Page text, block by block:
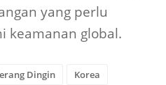
yang perlu
keamanan global.
Dingin Korea